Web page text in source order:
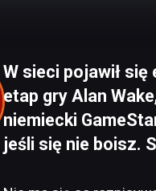
W sieci pojawił
etap gry Alan
niemiecki
jeśli się nie boisz.